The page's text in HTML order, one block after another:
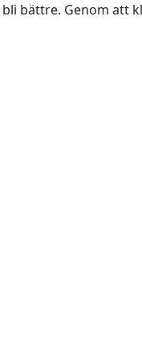
bättre. Genom att